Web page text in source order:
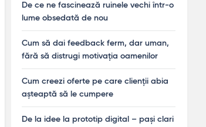
De ce ne fascinează ruinele vechi într-o
lume obsedată de nou
Cum să dai feedback ferm, dar uman,
fără să distrugi motivația oamenilor
Cum creezi oferte pe care clienții abia
așteaptă să le cumpere
De la idee la prototip digital – pași clari